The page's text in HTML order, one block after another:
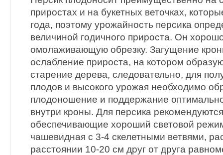
приростах и на букетных веточках,
года, поэтому урожайность персика
величиной годичного прироста. Он
омолаживающую обрезку. Загущение
ослабление прироста, на котором
старение дерева, следовательно, для
плодов и высокого урожая необходимо
плодоношение и поддержание
внутри кроны. Для персика
обеспечивающие хороший световой
чашевидная с 3-4 скелетными ветвями,
расстоянии 10-20 см друг от друга